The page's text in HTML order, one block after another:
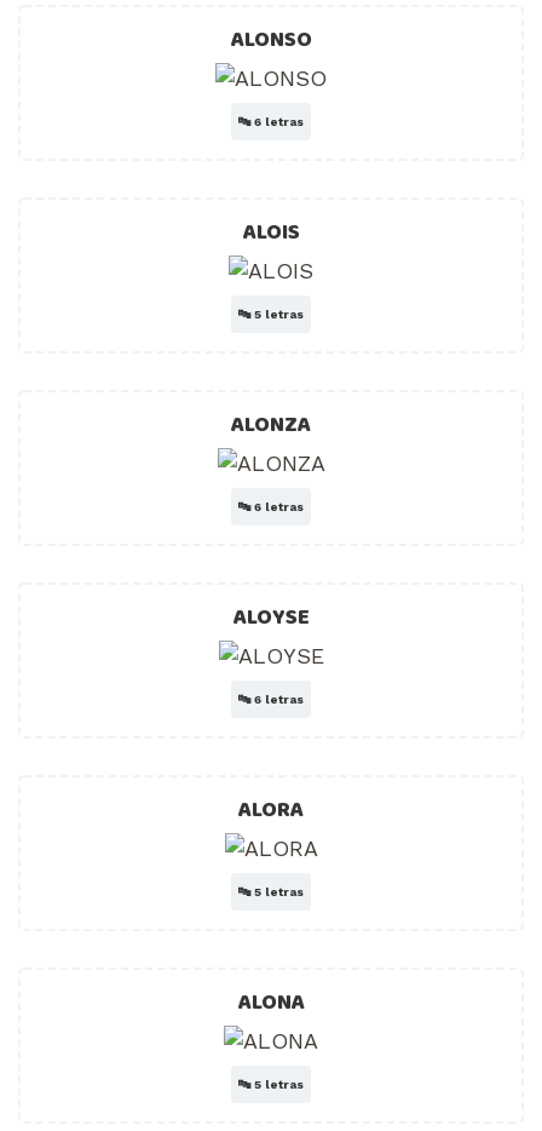
ALONSO
🔤6 letras
ALOIS
🔤5 letras
ALONZA
🔤6 letras
ALOYSE
🔤6 letras
ALORA
🔤5 letras
ALONA
🔤5 letras